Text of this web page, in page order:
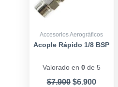
Accesorios Aerográficos
Acople Rápido 1/8 BSP
Valorado en 0de 5
$7.900 $6.900